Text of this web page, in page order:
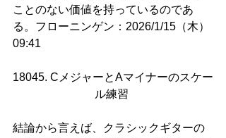
ことのない価値を持っているのであ
る。フローニンゲン：2026/1/15（木）
09:41
18045. CメジャーとAマイナーのスケー
ル練習
結論から言えば、クラシックギターの